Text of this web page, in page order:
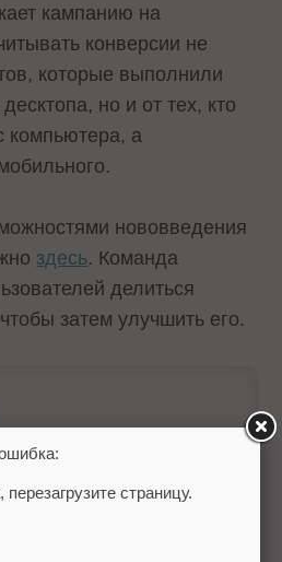
кампанию на
конверсии не
которые выполнили
но и от тех, кто
компьютера, а
нововведения
здесь. Команда
делиться
затем улучшить его.
страницу.